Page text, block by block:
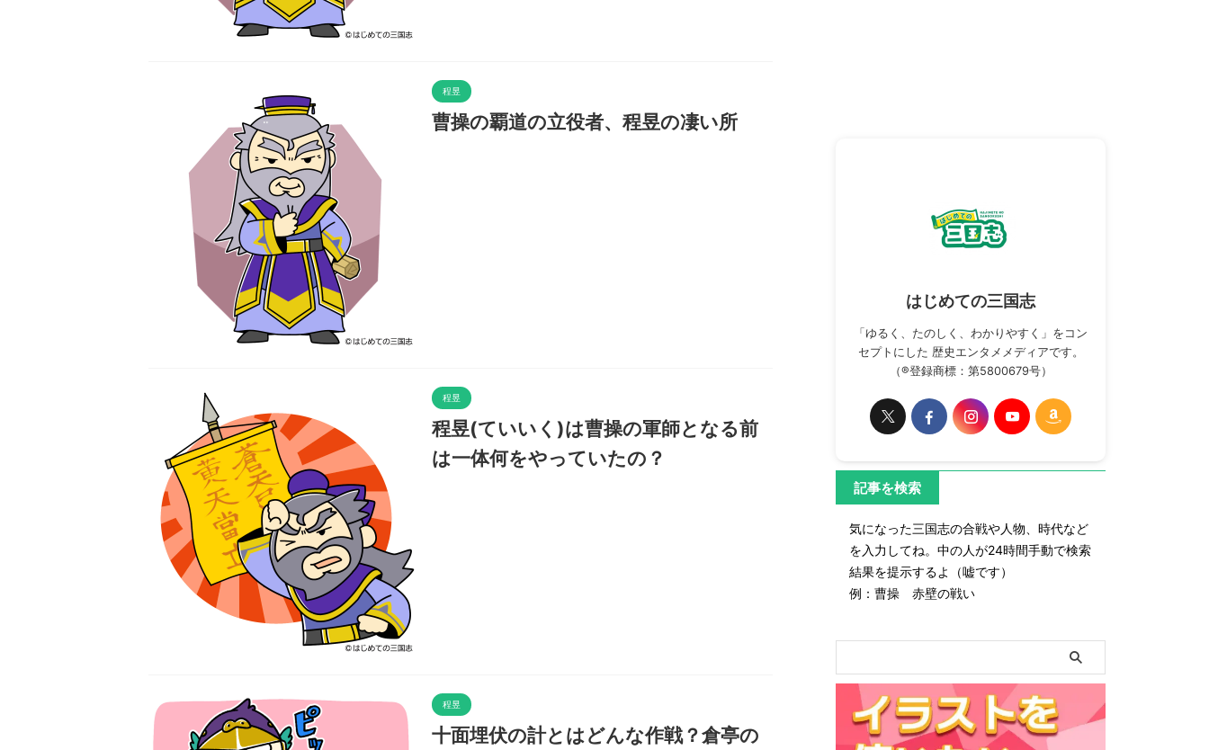
程昱
曹操の覇道の立役者、程昱の凄い所
程昱
程昱(ていいく)は曹操の軍師となる前
は一体何をやっていたの？
程昱
十面埋伏の計とはどんな作戦？倉亭の
はじめての三国志
「ゆるく、たのしく、わかりやすく」をコン
セプトにした 歴史エンタメメディアです。
（®登録商標：第5800679号）
記事を検索
気になった三国志の合戦や人物、時代など
を入力してね。中の人が24時間手動で検索
結果を提示するよ（嘘です）
例：曹操 赤壁の戦い